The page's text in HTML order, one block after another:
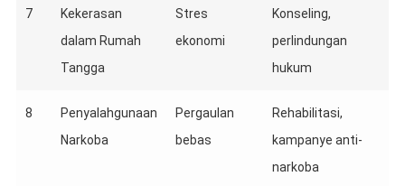
7
Kekerasan
dalam Rumah
Tangga
Stres
ekonomi
Konseling,
perlindungan
hukum
8
Penyalahgunaan
Narkoba
Pergaulan
bebas
Rehabilitasi,
kampanye anti-
narkoba